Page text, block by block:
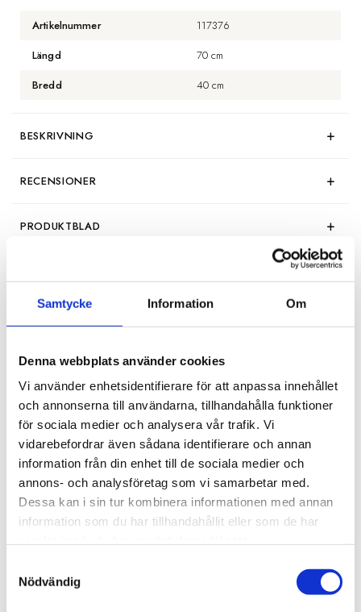
Samtycke Information Om
Denna webbplats använder cookies
Vi använder enhetsidentifierare för att anpassa innehållet
och annonserna till användarna, tillhandahålla funktioner
för sociala medier och analysera vår trafik. Vi
vidarebefordrar även sådana identifierare och annan
information från din enhet till de sociala medier och
annons- och analysföretag som vi samarbetar med.
Dessa kan i sin tur kombinera informationen med annan
information som du har tillhandahållit eller som de har
Nödvändig
Artikelnummer
117376
Längd
70 cm
Bredd
40 cm
BESKRIVNING
RECENSIONER
PRODUKTBLAD
30 dagars öppet köp - gäller ej företagskunder eller beställningsvaror
VISA ALLT INOM KUDDFODRAL
Tillhörande produkter